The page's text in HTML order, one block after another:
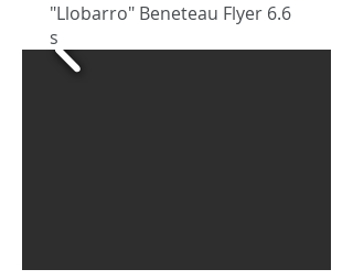
"Llobarro" Beneteau Flyer 6.6
s